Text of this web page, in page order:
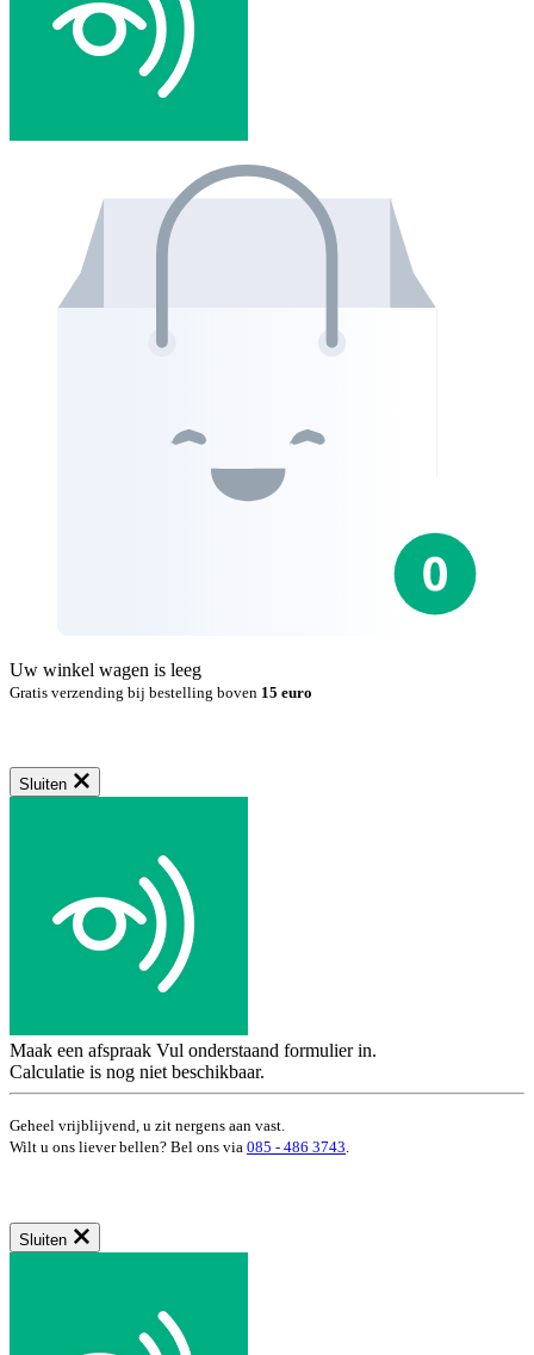
Uw winkel wagen is leeg
Gratis verzending bij bestelling boven 15 euro
Sluiten
Maak een afspraak Vul onderstaand formulier in.
Calculatie is nog niet beschikbaar.
Geheel vrijblijvend, u zit nergens aan vast.
Wilt u ons liever bellen? Bel ons via 085 - 486 3743.
Sluiten